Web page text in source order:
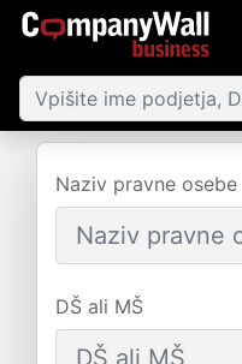
Naziv pravne osebe
DŠ ali MŠ